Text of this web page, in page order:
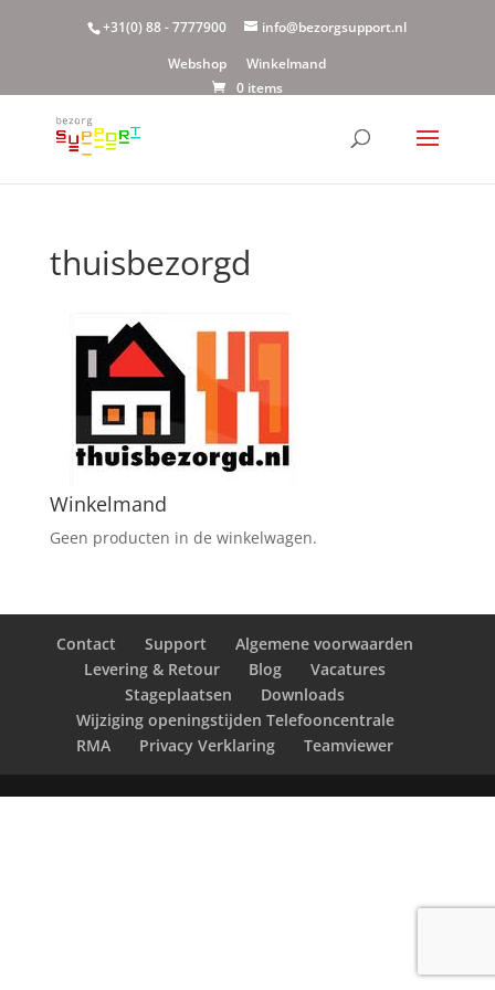
+31(0) 88 - 7777900
info@bezorgsupport.nl
Webshop
Winkelmand
0 items
thuisbezorgd
Winkelmand
Geen producten in de winkelwagen.
Contact Support
Algemene voorwaarden
Levering & Retour
Blog
Vacatures
Stageplaatsen
Downloads
Wijziging openingstijden Telefooncentrale
RMA
Privacy Verklaring Teamviewer